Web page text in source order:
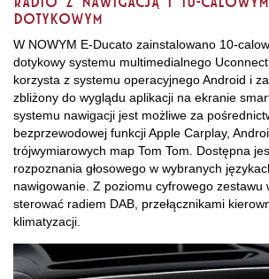
dotykowym
W NOWYM E-Ducato zainstalowano 10-
dotykowy systemu multimedialnego
korzysta z systemu operacyjnego Android i
zbliżony do wyglądu aplikacji na ekranie
systemu nawigacji jest możliwe za
bezprzewodowej funkcji Apple Carplay,
trójwymiarowych map Tom Tom. Dostępna
rozpoznania głosowego w wybranych
nawigowanie. Z poziomu cyfrowego zestawu
sterować radiem DAB, przełącznikami
klimatyzacji.